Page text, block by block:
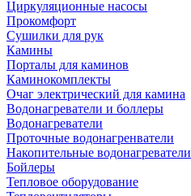
Циркуляционные насосы
Прокомфорт
Сушилки для рук
Камины
Порталы для каминов
Каминокомплекты
Очаг электрический для камина
Водонагреватели и боллеры
Водонагреватели
Проточные водонагренватели
Накопительные водонагреватели
Бойлеры
Тепловое оборудование